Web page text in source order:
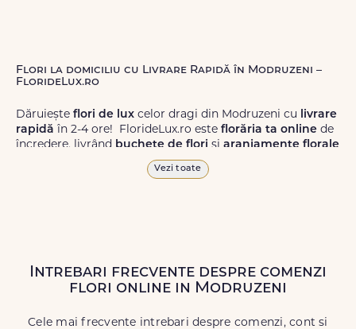
Flori la domiciliu cu Livrare Rapidă în Modruzeni –
FlorideLux.ro
Dăruiește flori de lux celor dragi din Modruzeni cu livrare
rapidă în 2-4 ore! FlorideLux.ro este florăria ta online de
încredere, livrând buchete de flori și aranjamente florale
de calitate superioară în Modruzeni și în toată România.
Livrăm buchete de florichiar și în weekend, pentru ca tu
să poți adresa un gest frumos atunci când ai nevoie.
Vezi toate
Intrebari frecvente despre comenzi
flori online in Modruzeni
Cele mai frecvente intrebari despre comenzi, cont si